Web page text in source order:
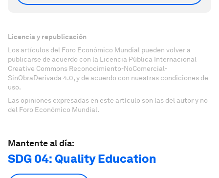
Licencia y republicación
Los artículos del Foro Económico Mundial pueden volver a
publicarse de acuerdo con la Licencia Pública Internacional
Creative Commons Reconocimiento-NoComercial-
SinObraDerivada 4.0, y de acuerdo con nuestras condiciones de
uso.
Las opiniones expresadas en este artículo son las del autor y no
del Foro Económico Mundial.
Mantente al día:
SDG 04: Quality Education